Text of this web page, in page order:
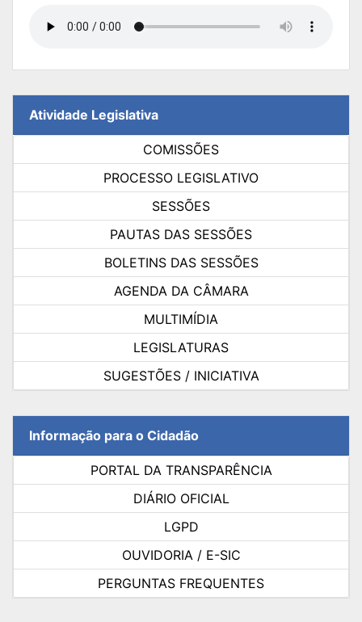
Atividade Legislativa
COMISSÕES
PROCESSO LEGISLATIVO
SESSÕES
PAUTAS DAS SESSÕES
BOLETINS DAS SESSÕES
AGENDA DA CÂMARA
MULTIMÍDIA
LEGISLATURAS
SUGESTÕES / INICIATIVA
Informação para o Cidadão
PORTAL DA TRANSPARÊNCIA
DIÁRIO OFICIAL
LGPD
OUVIDORIA / E-SIC
PERGUNTAS FREQUENTES